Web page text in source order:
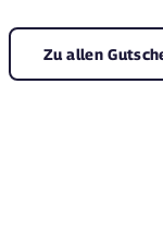
Zu allen